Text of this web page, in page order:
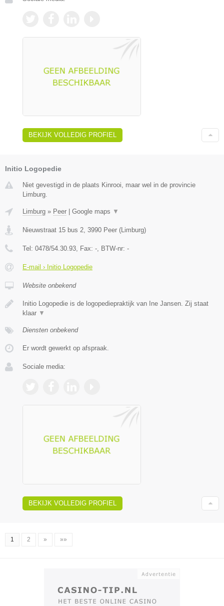
BEKIJK VOLLEDIG PROFIEL
Initio Logopedie
Niet gevestigd in de plaats Kinrooi, maar wel in de provincie
Limburg.
Limburg » Peer Google maps ▼
Nieuwstraat 15 bus 2, 3990 Peer (Limburg)
Tel: 0478/54.30.93, Fax: -, BTW-nr: -
E-mail › Initio Logopedie
Website onbekend
Initio Logopedie is de logopediepraktijk van Ine Jansen. Zij staat
klaar ▼
Diensten onbekend
Er wordt gewerkt op afspraak.
Sociale media:
BEKIJK VOLLEDIG PROFIEL
1 2 » »»